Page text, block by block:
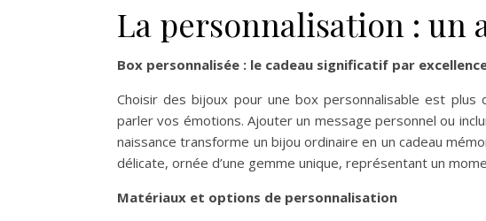
La personnalisation : un
Box personnalisée : le cadeau significatif par
Choisir des bijoux pour une box personnalisable est plus
parler vos émotions. Ajouter un message personnel ou
naissance transforme un bijou ordinaire en un cadeau
délicate, ornée d’une gemme unique, représentant un
Matériaux et options de personnalisation